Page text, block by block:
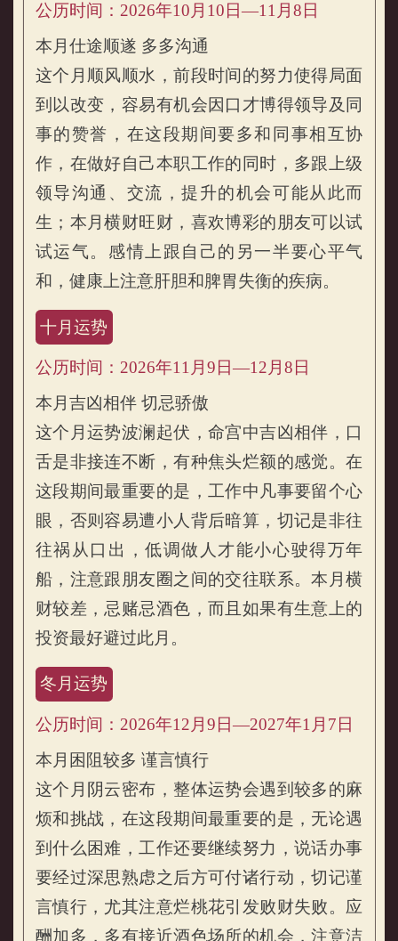
公历时间：2026年10月10日—11月8日
本月仕途顺遂 多多沟通
这个月顺风顺水，前段时间的努力使得局面
到以改变，容易有机会因口才博得领导及同
事的赞誉，在这段期间要多和同事相互协
作，在做好自己本职工作的同时，多跟上级
领导沟通、交流，提升的机会可能从此而
生；本月横财旺财，喜欢博彩的朋友可以试
试运气。感情上跟自己的另一半要心平气
和，健康上注意肝胆和脾胃失衡的疾病。
十月运势
公历时间：2026年11月9日—12月8日
本月吉凶相伴 切忌骄傲
这个月运势波澜起伏，命宫中吉凶相伴，口
舌是非接连不断，有种焦头烂额的感觉。在
这段期间最重要的是，工作中凡事要留个心
眼，否则容易遭小人背后暗算，切记是非往
往祸从口出，低调做人才能小心驶得万年
船，注意跟朋友圈之间的交往联系。本月横
财较差，忌赌忌酒色，而且如果有生意上的
投资最好避过此月。
冬月运势
公历时间：2026年12月9日—2027年1月7日
本月困阻较多 谨言慎行
这个月阴云密布，整体运势会遇到较多的麻
烦和挑战，在这段期间最重要的是，无论遇
到什么困难，工作还要继续努力，说话办事
要经过深思熟虑之后方可付诸行动，切记谨
言慎行，尤其注意烂桃花引发败财失败。应
酬加多，多有接近酒色场所的机会，注意洁